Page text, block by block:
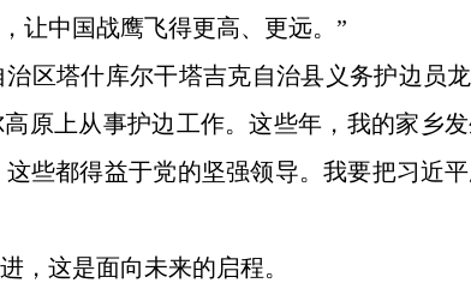
让中国战鹰飞得更高、更远。”
区塔什库尔干塔吉克自治县义务护边员
原上从事护边工作。这些年，我的家乡
些都得益于党的坚强领导。我要把习近
，这是面向未来的启程。